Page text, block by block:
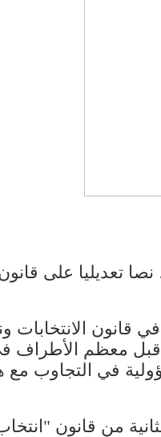
تعديليا على
قانون الانتخابات
قبل معظم الأطراف
في التجاوب مع
من قانون